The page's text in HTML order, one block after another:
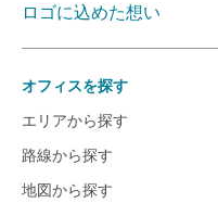
ロゴに込めた想い
オフィスを探す
エリアから探す
路線から探す
地図から探す